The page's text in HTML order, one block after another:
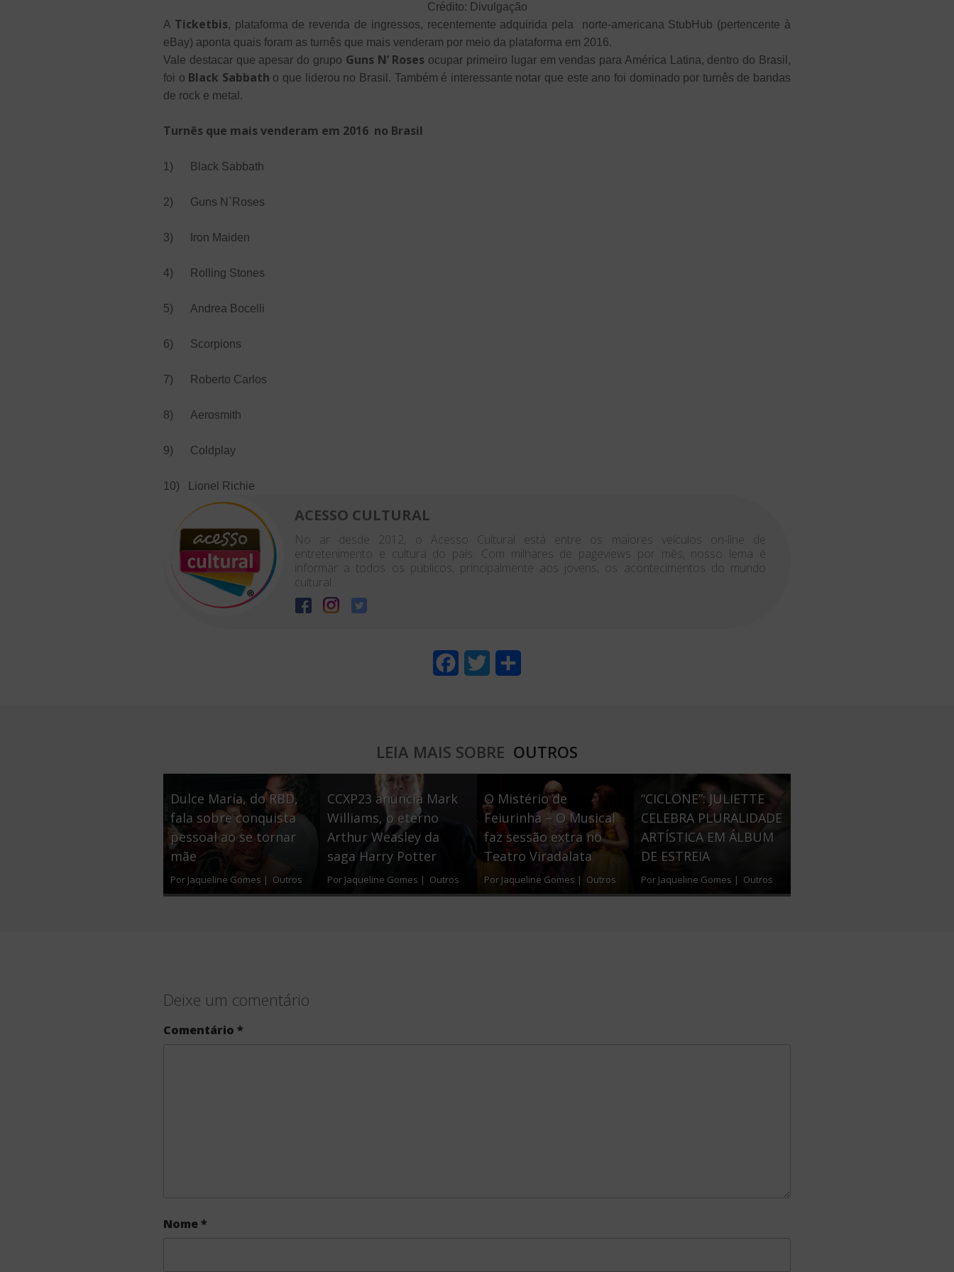
Crédito: Divulgação
A Ticketbis, plataforma de revenda de ingressos, recentemente adquirida pela norte-americana StubHub (pertencente à
eBay) aponta quais foram as turnês que mais venderam por meio da plataforma em 2016.
Vale destacar que apesar do grupo Guns N’ Roses ocupar primeiro lugar em vendas para América Latina, dentro do Brasil,
foi o Black Sabbath o que liderou no Brasil. Também é interessante notar que este ano foi dominado por turnês de bandas
de rock e metal.
Turnês que mais venderam em 2016 no Brasil
1) Black Sabbath
2) Guns N`Roses
3) Iron Maiden
4) Rolling Stones
5) Andrea Bocelli
6) Scorpions
7) Roberto Carlos
8) Aerosmith
9) Coldplay
10) Lionel Richie
ACESSO CULTURAL
No ar desde 2012, o Acesso Cultural está entre os maiores veículos on-line de
entretenimento e cultura do país. Com milhares de pageviews por mês, nosso lema é
informar a todos os públicos, principalmente aos jovens, os acontecimentos do mundo
cultural.
e
r
LEIA MAIS SOBRE OUTROS
Dulce María, do RBD,
fala sobre conquista
pessoal ao se tornar
mãe
Por Jaqueline Gomes | Outros
CCXP23 anuncia Mark
Williams, o eterno
Arthur Weasley da
saga Harry Potter
Por Jaqueline Gomes | Outros
O Mistério de
Feiurinha – O Musical
faz sessão extra no
Teatro Viradalata
Por Jaqueline Gomes | Outros
“CICLONE”: JULIETTE
CELEBRA PLURALIDADE
ARTÍSTICA EM ÁLBUM
DE ESTREIA
Por Jaqueline Gomes | Outros
Deixe um comentário
Comentário *
Nome*